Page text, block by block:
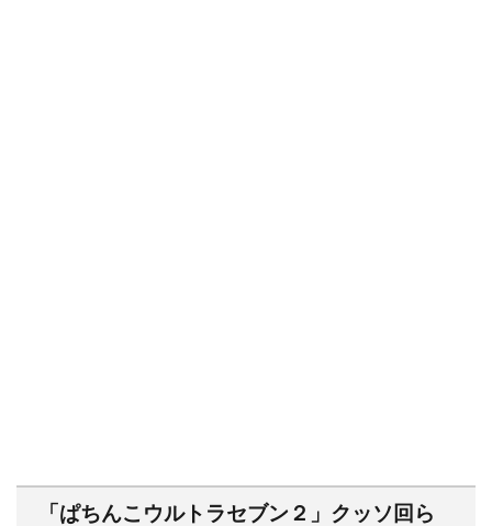
「ぱちんこウルトラセブン２」クッソ回ら